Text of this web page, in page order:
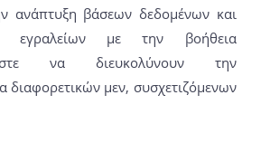
ανάπτυξη βάσεων δεδομένων και
εγραλείων με την βοήθεια
να διευκολύνουν την
διαφορετικών μεν, συσχετιζόμενων